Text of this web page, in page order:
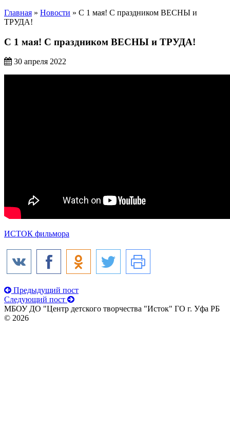
Главная » Новости » С 1 мая! С праздником ВЕСНЫ и
ТРУДА!
С 1 мая! С праздником ВЕСНЫ и ТРУДА!
30 апреля 2022
ИСТОК фильмора
Предыдущий пост
Следующий пост
МБОУ ДО "Центр детского творчества "Исток" ГО г. Уфа РБ
© 2026